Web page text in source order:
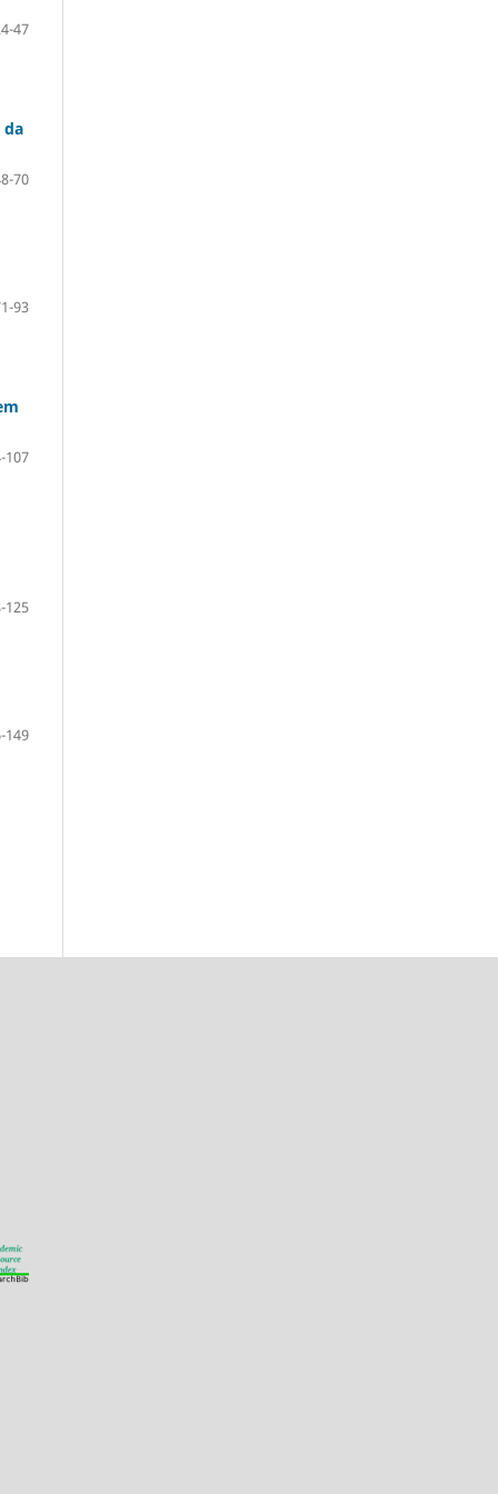
47
da
70
93
107
125
149